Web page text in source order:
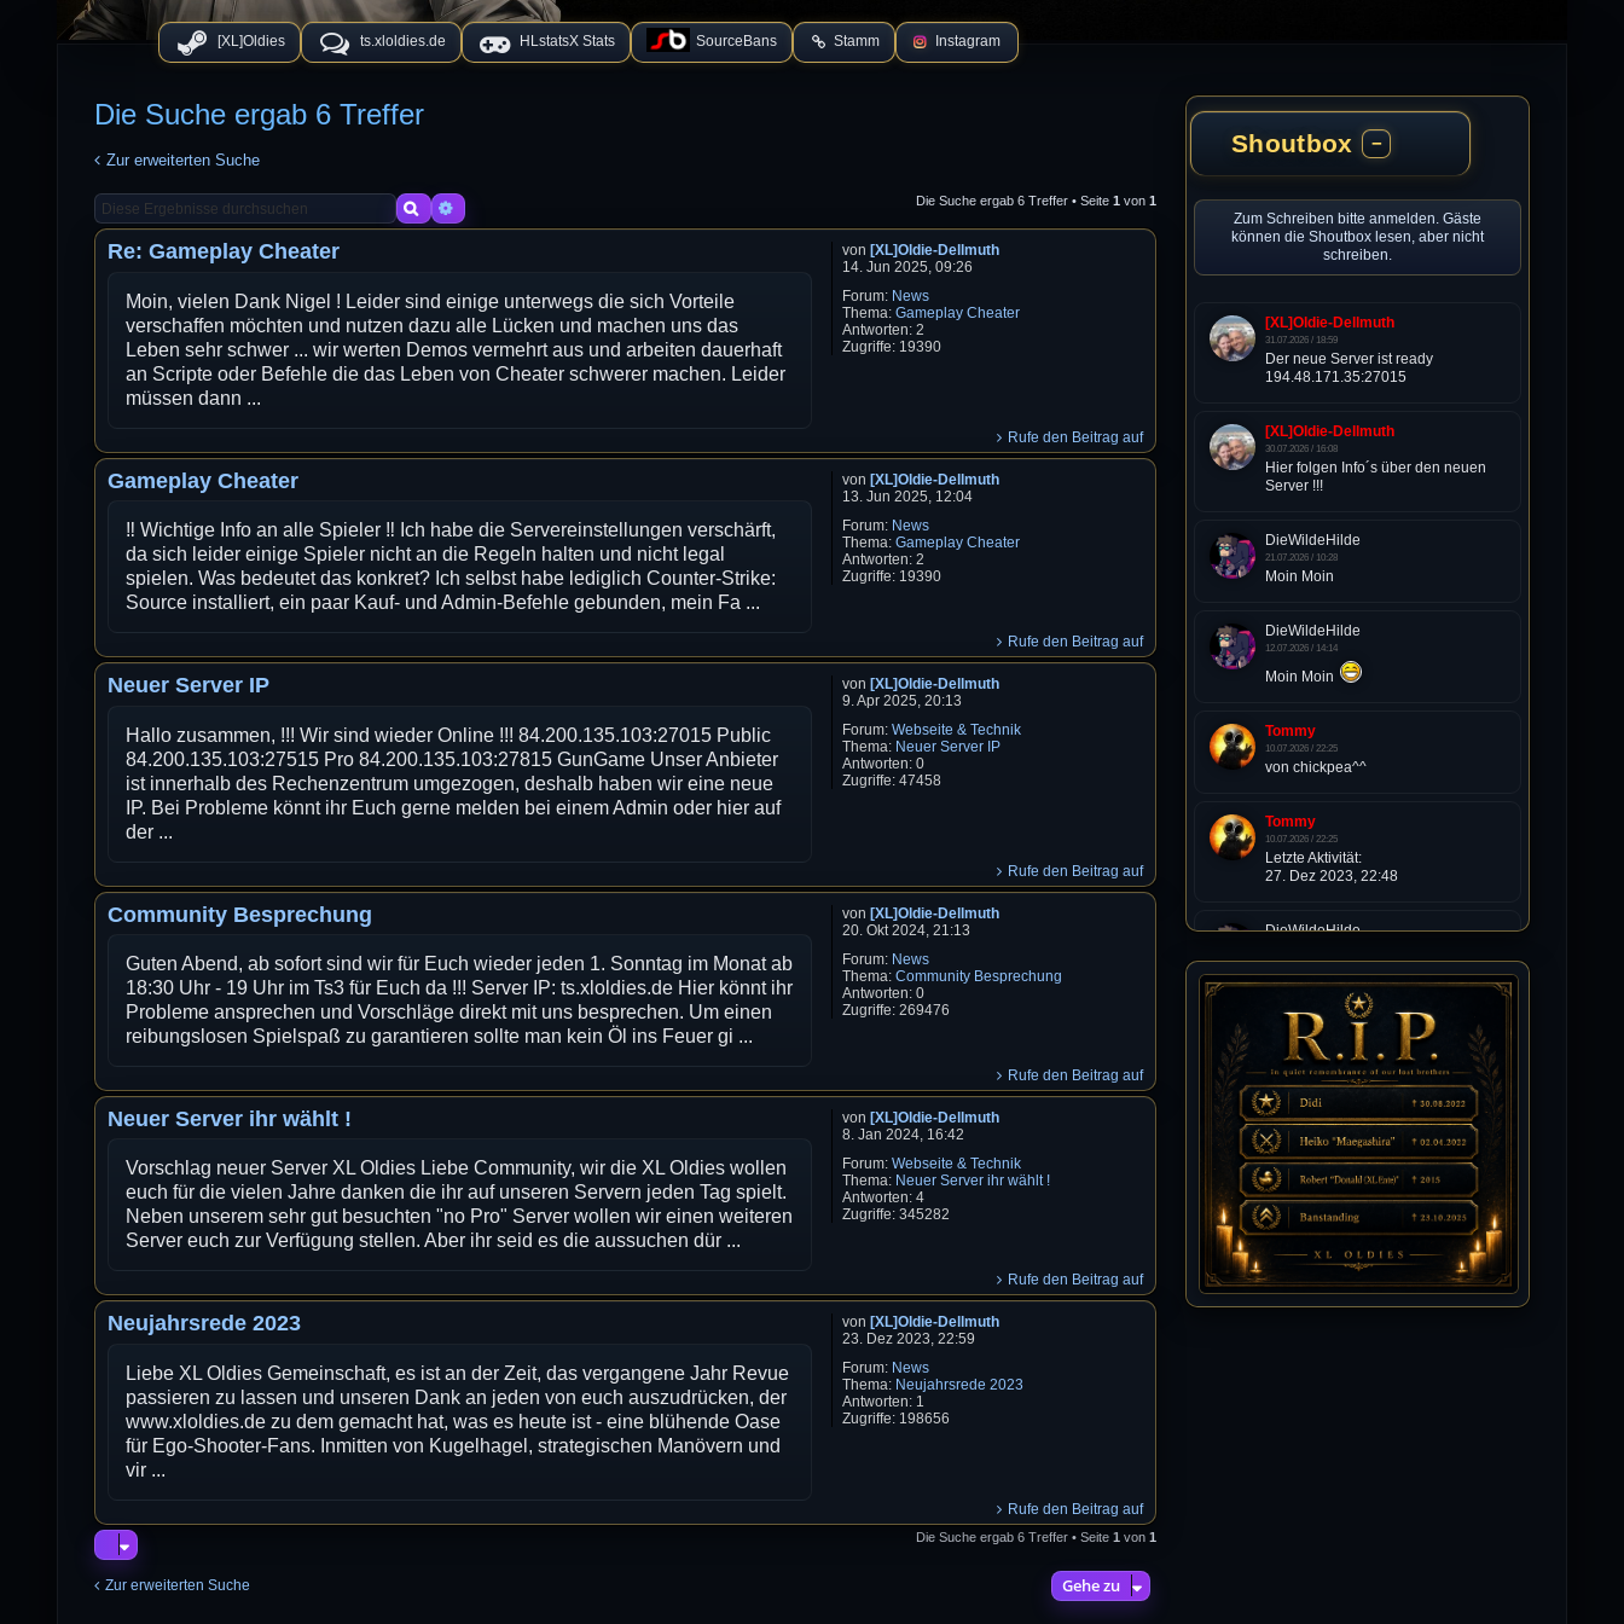
[XL]Oldies ts.xloldies.de HLstatsX Stats SourceBans Stamm Instagram
Die Suche ergab 6 Treffer
Zur erweiterten Suche
SucheErweiterte Suche Die Suche ergab 6 Treffer • Seite 1von 1
von [XL]Oldie-Dellmuth
14. Jun 2025, 09:26
Forum: News
Thema: Gameplay Cheater
Antworten: 2
Zugriffe: 19390
Re: Gameplay Cheater
Moin, vielen Dank Nigel ! Leider sind einige unterwegs die sich Vorteile
verschaffen möchten und nutzen dazu alle Lücken und machen uns das
Leben sehr schwer ... wir werten Demos vermehrt aus und arbeiten dauerhaft
an Scripte oder Befehle die das Leben von Cheater schwerer machen. Leider
müssen dann ...
Rufe den Beitrag auf
von [XL]Oldie-Dellmuth
13. Jun 2025, 12:04
Forum: News
Thema: Gameplay Cheater
Antworten: 2
Zugriffe: 19390
Gameplay Cheater
‼️ Wichtige Info an alle Spieler ‼️ Ich habe die Servereinstellungen verschärft,
da sich leider einige Spieler nicht an die Regeln halten und nicht legal
spielen. Was bedeutet das konkret? Ich selbst habe lediglich Counter-Strike:
Source installiert, ein paar Kauf- und Admin-Befehle gebunden, mein Fa ...
Rufe den Beitrag auf
von [XL]Oldie-Dellmuth
9. Apr 2025, 20:13
Forum: Webseite & Technik
Thema: Neuer Server IP
Antworten: 0
Zugriffe: 47458
Neuer Server IP
Hallo zusammen, !!! Wir sind wieder Online !!! 84.200.135.103:27015 Public
84.200.135.103:27515 Pro 84.200.135.103:27815 GunGame Unser Anbieter
ist innerhalb des Rechenzentrum umgezogen, deshalb haben wir eine neue
IP. Bei Probleme könnt ihr Euch gerne melden bei einem Admin oder hier auf
der ...
Rufe den Beitrag auf
von [XL]Oldie-Dellmuth
20. Okt 2024, 21:13
Forum: News
Thema: Community Besprechung
Antworten: 0
Zugriffe: 269476
Community Besprechung
Guten Abend, ab sofort sind wir für Euch wieder jeden 1. Sonntag im Monat ab
18:30 Uhr - 19 Uhr im Ts3 für Euch da !!! Server IP: ts.xloldies.de Hier könnt ihr
Probleme ansprechen und Vorschläge direkt mit uns besprechen. Um einen
reibungslosen Spielspaß zu garantieren sollte man kein Öl ins Feuer gi ...
Rufe den Beitrag auf
von [XL]Oldie-Dellmuth
8. Jan 2024, 16:42
Forum: Webseite & Technik
Thema: Neuer Server ihr wählt !
Antworten: 4
Zugriffe: 345282
Neuer Server ihr wählt !
Vorschlag neuer Server XL Oldies Liebe Community, wir die XL Oldies wollen
euch für die vielen Jahre danken die ihr auf unseren Servern jeden Tag spielt.
Neben unserem sehr gut besuchten "no Pro" Server wollen wir einen weiteren
Server euch zur Verfügung stellen. Aber ihr seid es die aussuchen dür ...
Rufe den Beitrag auf
von [XL]Oldie-Dellmuth
23. Dez 2023, 22:59
Forum: News
Thema: Neujahrsrede 2023
Antworten: 1
Zugriffe: 198656
Neujahrsrede 2023
Liebe XL Oldies Gemeinschaft, es ist an der Zeit, das vergangene Jahr Revue
passieren zu lassen und unseren Dank an jeden von euch auszudrücken, der
www.xloldies.de zu dem gemacht hat, was es heute ist - eine blühende Oase
für Ego-Shooter-Fans. Inmitten von Kugelhagel, strategischen Manövern und
vir ...
Rufe den Beitrag auf
Die Suche ergab 6 Treffer • Seite 1 von 1
Zur erweiterten Suche Gehe zu
Shoutbox −
Zum Schreiben bitte anmelden. Gäste
können die Shoutbox lesen, aber nicht
schreiben.
[XL]Oldie-Dellmuth
31.07.2026 / 18:59
Der neue Server ist ready
194.48.171.35:27015
[XL]Oldie-Dellmuth
30.07.2026 / 16:08
Hier folgen Info´s über den neuen
Server !!!
DieWildeHilde
21.07.2026 / 10:28
Moin Moin
DieWildeHilde
12.07.2026 / 14:14
Moin Moin
Tommy
10.07.2026 / 22:25
von chickpea^^
Tommy
10.07.2026 / 22:25
Letzte Aktivität:
27. Dez 2023, 22:48
DieWildeHilde
Happy Birthday Chickpea
DieWildeHilde
10.07.2026 / 10:08
Hallo meine Lieben!
Isimiyaki
10.07.2026 / 00:34
Alles gute chickpea
Mojochilla
02.07.2026 / 15:53
Was geht aaaaaaaaaaaab